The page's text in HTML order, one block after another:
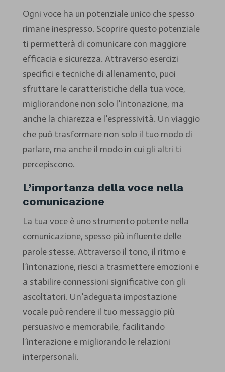
Ogni voce ha un potenziale unico che spesso
rimane inespresso. Scoprire questo potenziale
ti permetterà di comunicare con maggiore
efficacia e sicurezza. Attraverso esercizi
specifici e tecniche di allenamento, puoi
sfruttare le caratteristiche della tua voce,
migliorandone non solo l’intonazione, ma
anche la chiarezza e l’espressività. Un viaggio
che può trasformare non solo il tuo modo di
parlare, ma anche il modo in cui gli altri ti
percepiscono.
L’importanza della voce nella
comunicazione
La tua voce è uno strumento potente nella
comunicazione, spesso più influente delle
parole stesse. Attraverso il tono, il ritmo e
l’intonazione, riesci a trasmettere emozioni e
a stabilire connessioni significative con gli
ascoltatori. Un’adeguata impostazione
vocale può rendere il tuo messaggio più
persuasivo e memorabile, facilitando
l’interazione e migliorando le relazioni
interpersonali.